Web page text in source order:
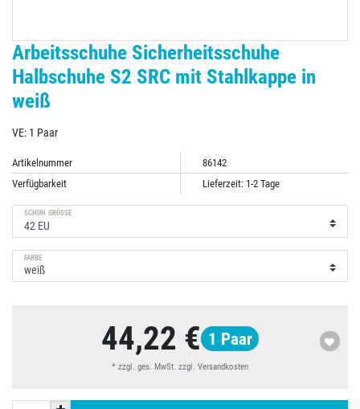
Arbeitsschuhe Sicherheitsschuhe
Halbschuhe S2 SRC mit Stahlkappe in
weiß
VE: 1 Paar
Artikelnummer
86142
Verfügbarkeit
Lieferzeit: 1-2 Tage
SCHUH GRÖSSE
FARBE
44,22 € 1 Paar
* zzgl. ges. MwSt. zzgl. Versandkosten